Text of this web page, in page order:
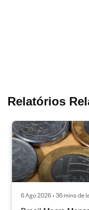
Relatórios
6 Ago 2026 • 36 mins de